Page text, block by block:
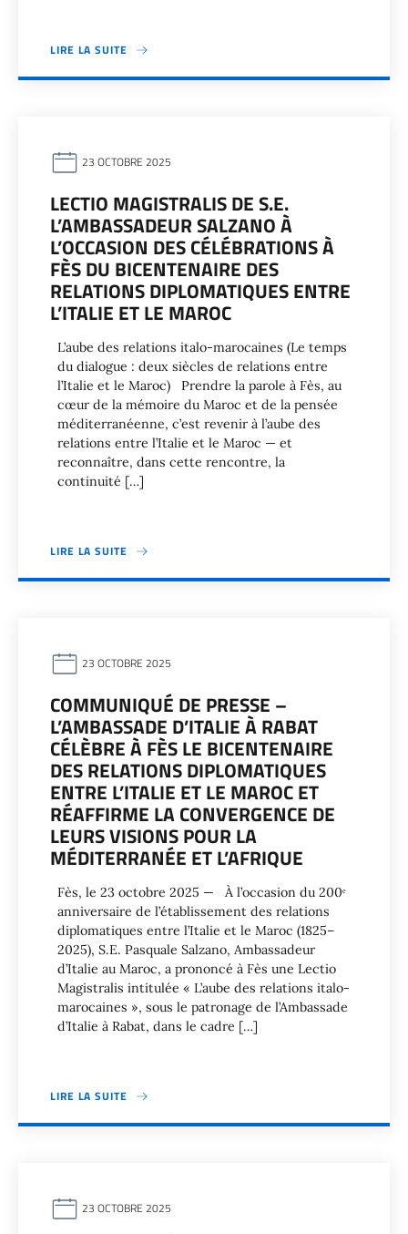
LIRE LA SUITE
23 OCTOBRE 2025
LECTIO MAGISTRALIS DE S.E.
L’AMBASSADEUR SALZANO À
L’OCCASION DES CÉLÉBRATIONS À
FÈS DU BICENTENAIRE DES
RELATIONS DIPLOMATIQUES ENTRE
L’ITALIE ET LE MAROC
L’aube des relations italo-marocaines (Le temps
du dialogue : deux siècles de relations entre
l’Italie et le Maroc) Prendre la parole à Fès, au
cœur de la mémoire du Maroc et de la pensée
méditerranéenne, c’est revenir à l’aube des
relations entre l’Italie et le Maroc — et
reconnaître, dans cette rencontre, la
continuité […]
LIRE LA SUITE
23 OCTOBRE 2025
COMMUNIQUÉ DE PRESSE –
L’AMBASSADE D’ITALIE À RABAT
CÉLÈBRE À FÈS LE BICENTENAIRE
DES RELATIONS DIPLOMATIQUES
ENTRE L’ITALIE ET LE MAROC ET
RÉAFFIRME LA CONVERGENCE DE
LEURS VISIONS POUR LA
MÉDITERRANÉE ET L’AFRIQUE
Fès, le 23 octobre 2025 — À l’occasion du 200ᵉ
anniversaire de l’établissement des relations
diplomatiques entre l’Italie et le Maroc (1825–
2025), S.E. Pasquale Salzano, Ambassadeur
d’Italie au Maroc, a prononcé à Fès une Lectio
Magistralis intitulée « L’aube des relations italo-
marocaines », sous le patronage de l’Ambassade
d’Italie à Rabat, dans le cadre […]
LIRE LA SUITE
23 OCTOBRE 2025